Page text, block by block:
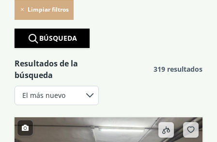
Limpiar filtros
BÚSQUEDA
Resultados de la
búsqueda
319 resultados